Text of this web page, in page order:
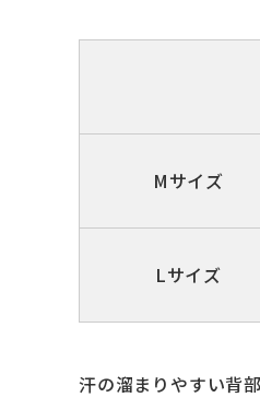
Mサイズ
Lサイズ
汗の溜まりやすい背